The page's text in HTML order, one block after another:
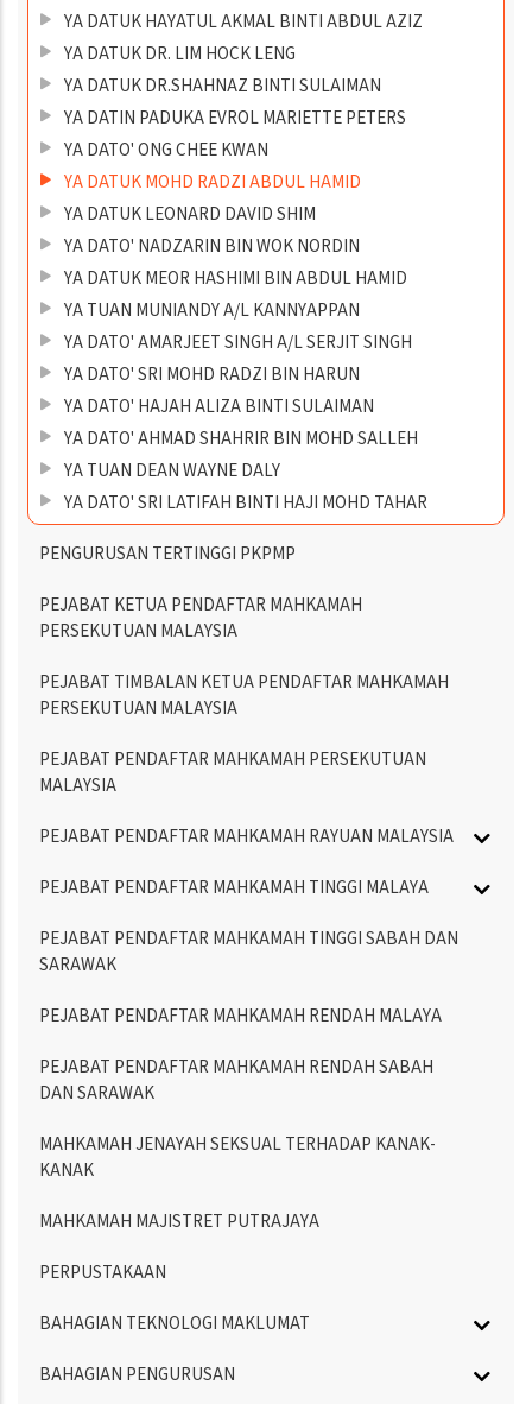
YA DATUK HAYATUL AKMAL BINTI ABDUL AZIZ
YA DATUK DR. LIM HOCK LENG
YA DATUK DR.SHAHNAZ BINTI SULAIMAN
YA DATIN PADUKA EVROL MARIETTE PETERS
YA DATO' ONG CHEE KWAN
YA DATUK MOHD RADZI ABDUL HAMID
YA DATUK LEONARD DAVID SHIM
YA DATO' NADZARIN BIN WOK NORDIN
YA DATUK MEOR HASHIMI BIN ABDUL HAMID
YA TUAN MUNIANDY A/L KANNYAPPAN
YA DATO' AMARJEET SINGH A/L SERJIT SINGH
YA DATO' SRI MOHD RADZI BIN HARUN
YA DATO' HAJAH ALIZA BINTI SULAIMAN
YA DATO' AHMAD SHAHRIR BIN MOHD SALLEH
YA TUAN DEAN WAYNE DALY
YA DATO' SRI LATIFAH BINTI HAJI MOHD TAHAR
PENGURUSAN TERTINGGI PKPMP
PEJABAT KETUA PENDAFTAR MAHKAMAH
PERSEKUTUAN MALAYSIA
PEJABAT TIMBALAN KETUA PENDAFTAR MAHKAMAH
PERSEKUTUAN MALAYSIA
PEJABAT PENDAFTAR MAHKAMAH PERSEKUTUAN
MALAYSIA
PEJABAT PENDAFTAR MAHKAMAH RAYUAN MALAYSIA
PEJABAT PENDAFTAR MAHKAMAH TINGGI MALAYA
PEJABAT PENDAFTAR MAHKAMAH TINGGI SABAH DAN
SARAWAK
PEJABAT PENDAFTAR MAHKAMAH RENDAH MALAYA
PEJABAT PENDAFTAR MAHKAMAH RENDAH SABAH
DAN SARAWAK
MAHKAMAH JENAYAH SEKSUAL TERHADAP KANAK-
KANAK
MAHKAMAH MAJISTRET PUTRAJAYA
PERPUSTAKAAN
BAHAGIAN TEKNOLOGI MAKLUMAT
BAHAGIAN PENGURUSAN